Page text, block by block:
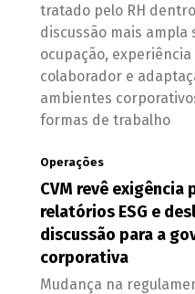
tratado pelo RH
discussão mais ampla
ocupação, experiência
colaborador e
ambientes
formas de trabalho
Operações
CVM revê exigência
relatórios ESG e
discussão para a
corporativa
Mudança na